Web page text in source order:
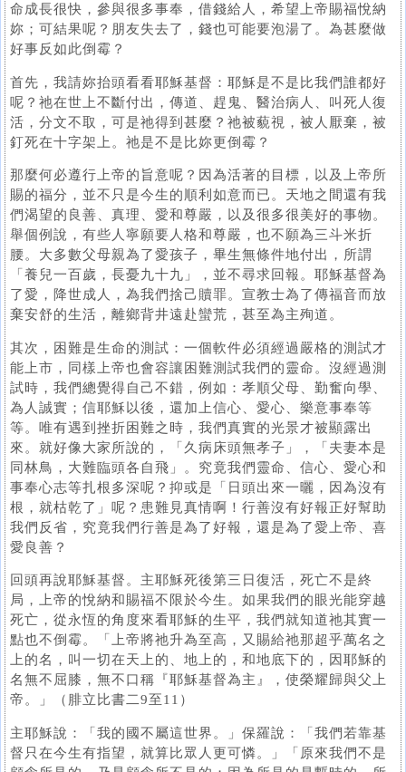
命成長很快，參與很多事奉，借錢給人，希望上帝賜福悅納
妳；可結果呢？朋友失去了，錢也可能要泡湯了。為甚麼做
好事反如此倒霉？
首先，我請妳抬頭看看耶穌基督：耶穌是不是比我們誰都好
呢？祂在世上不斷付出，傳道、趕鬼、醫治病人、叫死人復
活，分文不取，可是祂得到甚麼？祂被藐視，被人厭棄，被
釘死在十字架上。祂是不是比妳更倒霉？
那麼何必遵行上帝的旨意呢？因為活著的目標，以及上帝所
賜的福分，並不只是今生的順利如意而已。天地之間還有我
們渴望的良善、真理、愛和尊嚴，以及很多很美好的事物。
舉個例說，有些人寧願要人格和尊嚴，也不願為三斗米折
腰。大多數父母親為了愛孩子，畢生無條件地付出，所謂
「養兒一百歲，長憂九十九」，並不尋求回報。耶穌基督為
了愛，降世成人，為我們捨己贖罪。宣教士為了傳福音而放
棄安舒的生活，離鄉背井遠赴蠻荒，甚至為主殉道。
其次，困難是生命的測試：一個軟件必須經過嚴格的測試才
能上市，同樣上帝也會容讓困難測試我們的靈命。沒經過測
試時，我們總覺得自己不錯，例如：孝順父母、勤奮向學、
為人誠實；信耶穌以後，還加上信心、愛心、樂意事奉等
等。唯有遇到挫折困難之時，我們真實的光景才被顯露出
來。就好像大家所說的，「久病床頭無孝子」，「夫妻本是
同林鳥，大難臨頭各自飛」。究竟我們靈命、信心、愛心和
事奉心志等扎根多深呢？抑或是「日頭出來一曬，因為沒有
根，就枯乾了」呢？患難見真情啊！行善沒有好報正好幫助
我們反省，究竟我們行善是為了好報，還是為了愛上帝、喜
愛良善？
回頭再說耶穌基督。主耶穌死後第三日復活，死亡不是終
局，上帝的悅納和賜福不限於今生。如果我們的眼光能穿越
死亡，從永恆的角度來看耶穌的生平，我們就知道祂其實一
點也不倒霉。「上帝將祂升為至高，又賜給祂那超乎萬名之
上的名，叫一切在天上的、地上的，和地底下的，因耶穌的
名無不屈膝，無不口稱『耶穌基督為主』，使榮耀歸與父上
帝。」（腓立比書二9至11）
主耶穌說：「我的國不屬這世界。」保羅說：「我們若靠基
督只在今生有指望，就算比眾人更可憐。」「原來我們不是